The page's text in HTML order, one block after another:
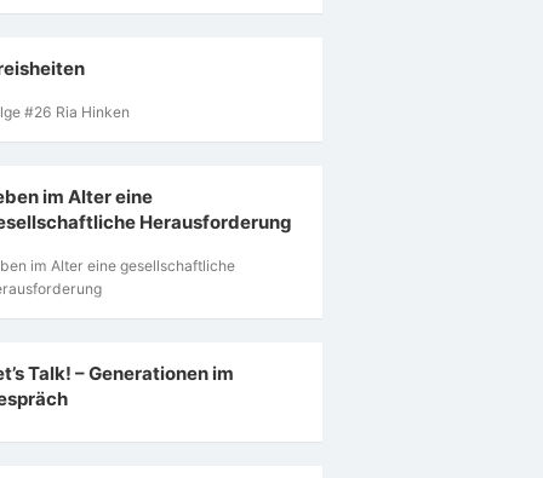
#26 Ria Hinken
im Alter eine
Herausforderung
im Alter eine gesellschaftliche
Talk! – Generationen im